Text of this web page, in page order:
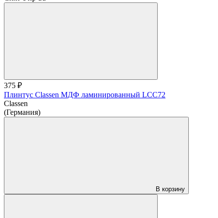
375 ₽
Плинтус Classen МДФ ламинированный LCC72
Classen
(Германия)
В корзину